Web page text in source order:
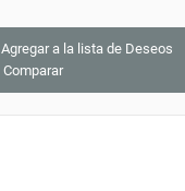
Agregar a la lista de Deseos
Comparar